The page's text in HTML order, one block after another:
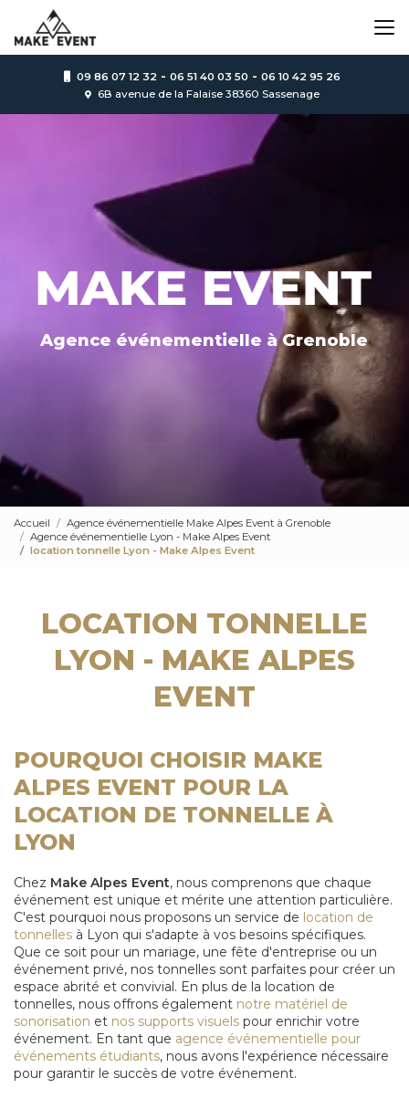
contenu
principal
09 86 07 12 32 - 06 51 40 03 50 - 06 10 42 95 26
6B avenue de la Falaise 38360 Sassenage
Agence événementielle à Grenoble
Accueil
Agence événementielle Make Alpes Event à Grenoble
Agence événementielle Lyon - Make Alpes Event
location tonnelle Lyon - Make Alpes Event
LOCATION TONNELLE
LYON - MAKE ALPES
EVENT
POURQUOI CHOISIR MAKE
ALPES EVENT POUR LA
LOCATION DE TONNELLE À
LYON
Chez Make Alpes Event, nous comprenons que chaque
événement est unique et mérite une attention particulière.
C'est pourquoi nous proposons un service de location de
tonnelles à Lyon qui s'adapte à vos besoins spécifiques.
Que ce soit pour un mariage, une fête d'entreprise ou un
événement privé, nos tonnelles sont parfaites pour créer un
espace abrité et convivial. En plus de la location de
tonnelles, nous offrons également notre matériel de
sonorisation et nos supports visuels pour enrichir votre
événement. En tant que agence événementielle pour
événements étudiants, nous avons l'expérience nécessaire
pour garantir le succès de votre événement.